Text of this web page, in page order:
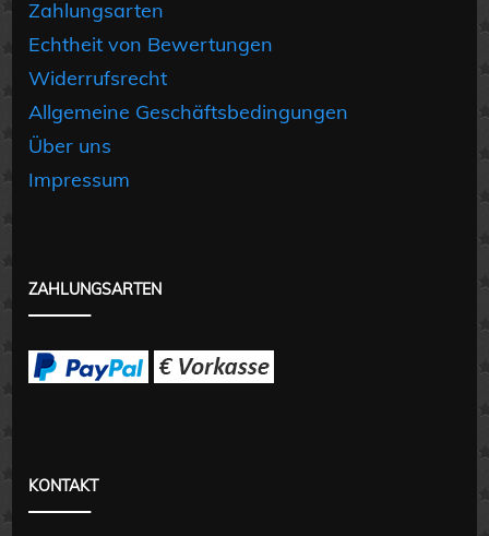
Zahlungsarten
Echtheit von Bewertungen
Widerrufsrecht
Allgemeine Geschäftsbedingungen
Über uns
Impressum
ZAHLUNGSARTEN
KONTAKT